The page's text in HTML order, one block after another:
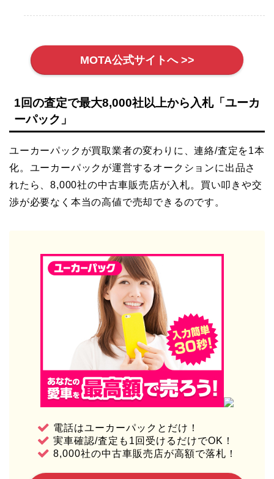
MOTA公式サイトへ >>
1回の査定で最大8,000社以上から入札「ユーカ
ーパック」
ユーカーパックが買取業者の変わりに、連絡/査定を1本
化。ユーカーパックが運営するオークションに出品さ
れたら、8,000社の中古車販売店が入札。買い叩きや交
渉が必要なく本当の高値で売却できるのです。
電話はユーカーパックとだけ！
実車確認/査定も1回受けるだけでOK！
8,000社の中古車販売店が高額で落札！